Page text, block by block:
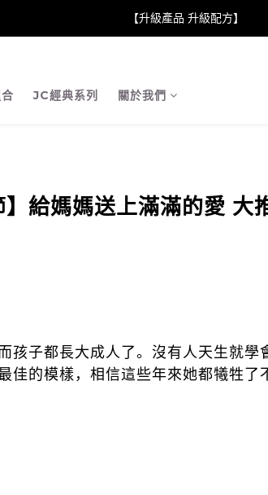
康膚薈在iida Award Milan 2024
【升級產品 升級配方】
JC經典系列 關於我們
】給媽媽送上滿滿的愛 大
孩子都長大成人了。沒有人天生就
佳的模樣，相信這些年來她都犧牲